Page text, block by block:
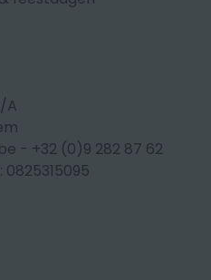
A
- +32 (0)9 282 87 62